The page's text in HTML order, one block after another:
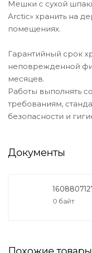
Мешки с сухой
Arctic» хранить на
помещениях.
Гарантийный срок
неповрежденной
месяцев.
Работы выполнять
требованиям,
безопасности и
Документы
0 байт